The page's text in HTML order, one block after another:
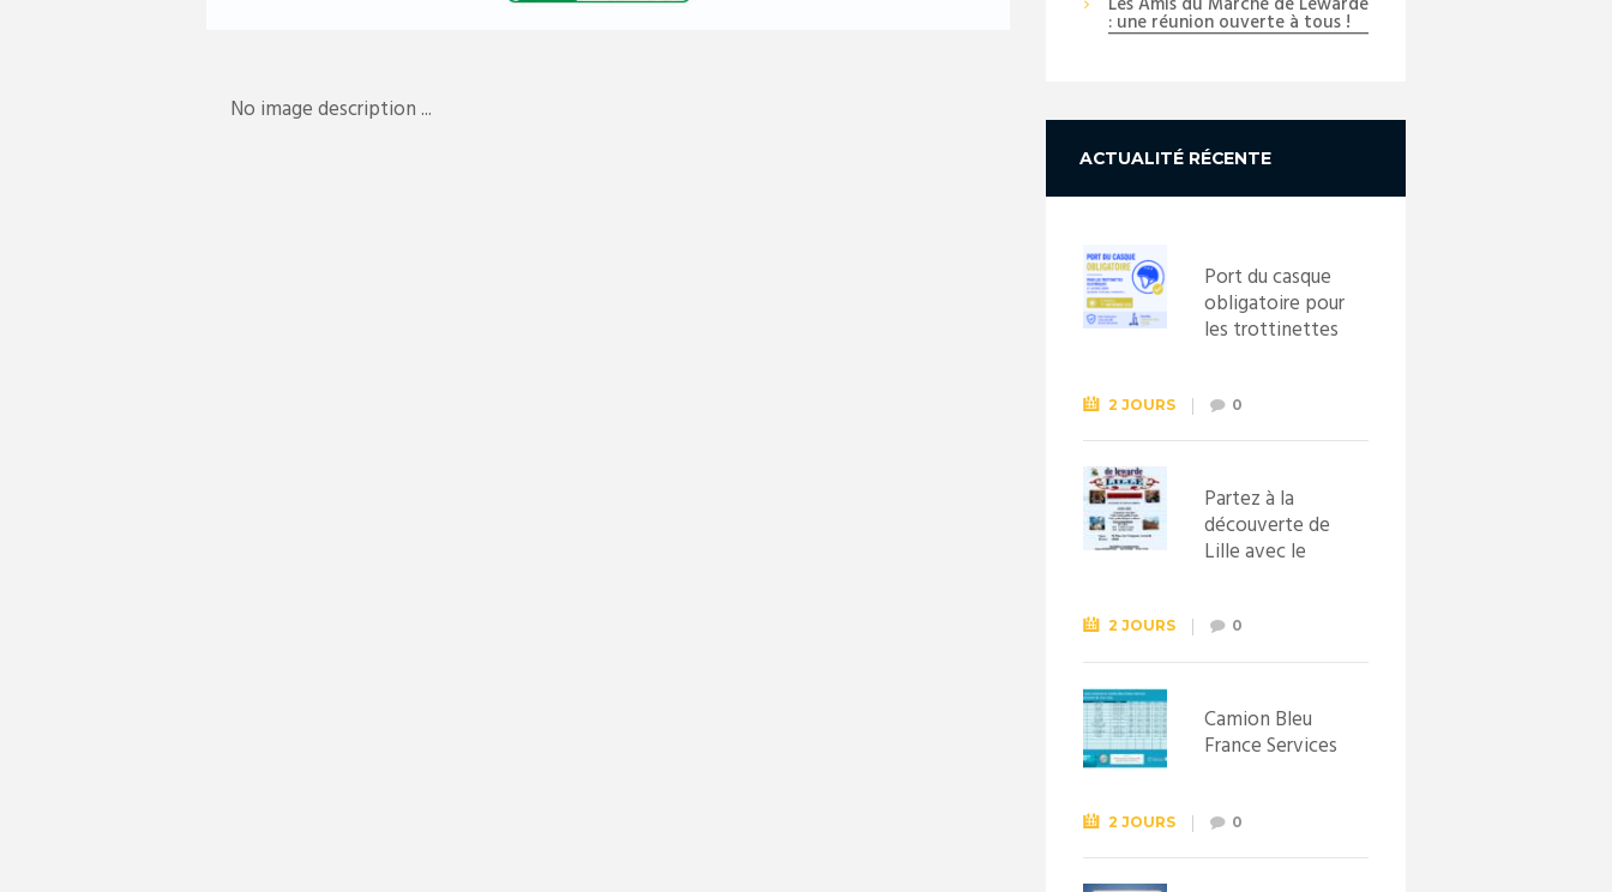
No image description ...
: une réunion ouverte à tous !
ACTUALITÉ RÉCENTE
Port du casque
obligatoire pour
les trottinettes
septembre
2026
2 JOURS 0
Partez à la
découverte de
Lille avec le
Lewarde, le 26
septembre !
2 JOURS 0
Camion Bleu
France Services
2 JOURS 0